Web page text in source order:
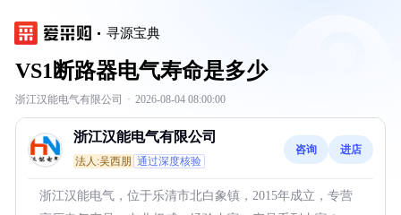
寻源宝典
VS1断路器电气寿命是多少
浙江汉能电气有限公司 · 2026-08-04 08:00:00
浙江汉能电气有限公司
法人:吴西朋 通过深度核验
咨询 进店
浙江汉能电气，位于乐清市北白象镇，2015年成立，专营